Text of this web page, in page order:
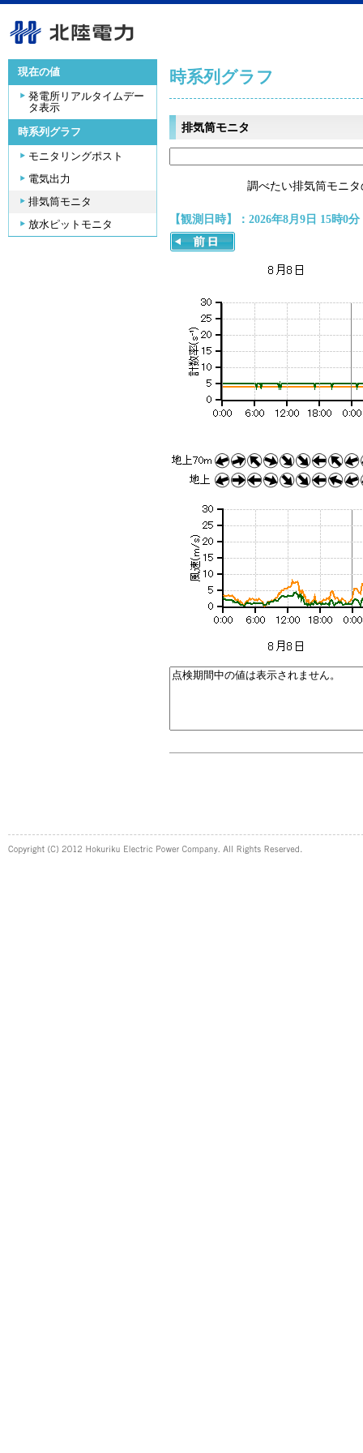
現在の値
発電所リアルタイムデー
タ表示
時系列グラフ
モニタリングポスト
電気出力
排気筒モニタ
放水ピットモニタ
時系列グラフ
排気筒モニタ
調べたい排気筒モニ
【観測日時】：2026年8月9日 15時0分